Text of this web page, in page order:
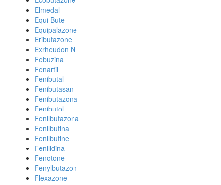
Elmedal
Equi Bute
Equipalazone
Eributazone
Exrheudon N
Febuzina
Fenartil
Fenibutal
Fenibutasan
Fenibutazona
Fenibutol
Fenilbutazona
Fenilbutina
Fenilbutine
Fenilidina
Fenotone
Fenylbutazon
Flexazone